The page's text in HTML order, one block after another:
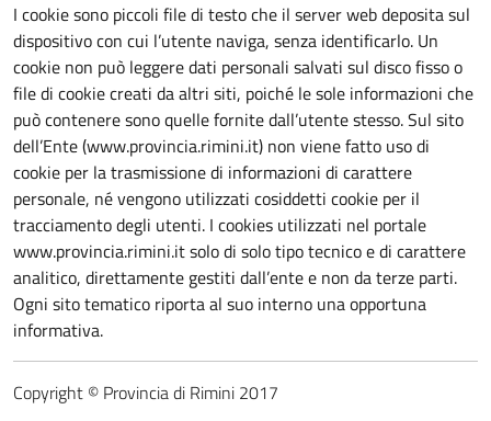
I cookie sono piccoli file di testo che il server web deposita sul
dispositivo con cui l’utente naviga, senza identificarlo. Un
cookie non può leggere dati personali salvati sul disco fisso o
file di cookie creati da altri siti, poiché le sole informazioni che
può contenere sono quelle fornite dall’utente stesso. Sul sito
dell’Ente (www.provincia.rimini.it) non viene fatto uso di
cookie per la trasmissione di informazioni di carattere
personale, né vengono utilizzati cosiddetti cookie per il
tracciamento degli utenti. I cookies utilizzati nel portale
www.provincia.rimini.it solo di solo tipo tecnico e di carattere
analitico, direttamente gestiti dall’ente e non da terze parti.
Ogni sito tematico riporta al suo interno una opportuna
informativa.
Copyright © Provincia di Rimini 2017